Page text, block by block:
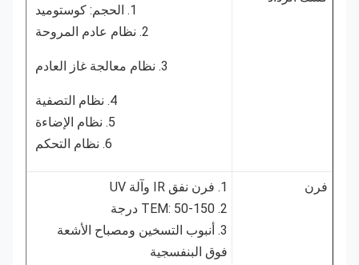
3. أنبوب التسخين ومصباح الأشعة
فوق البنفسجية